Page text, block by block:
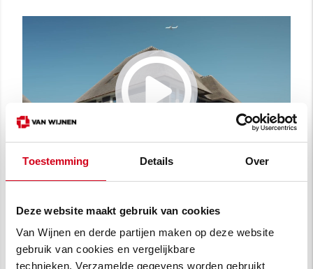
Toestemming Details Over
Deze website maakt gebruik van cookies
Van Wijnen en derde partijen maken op deze website
gebruik van cookies en vergelijkbare
technieken. Verzamelde gegevens worden gebruikt
Contactpersonen